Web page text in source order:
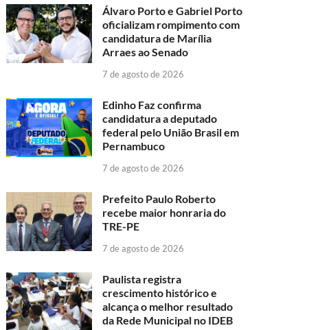
Álvaro Porto e Gabriel Porto
oficializam rompimento com
candidatura de Marília
Arraes ao Senado
7 de agosto de 2026
Edinho Faz confirma
candidatura a deputado
federal pelo União Brasil em
Pernambuco
7 de agosto de 2026
Prefeito Paulo Roberto
recebe maior honraria do
TRE-PE
7 de agosto de 2026
Paulista registra
crescimento histórico e
alcança o melhor resultado
da Rede Municipal no IDEB